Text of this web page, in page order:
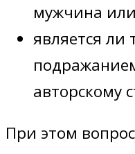
мужчина
является ли
авторскому
При этом